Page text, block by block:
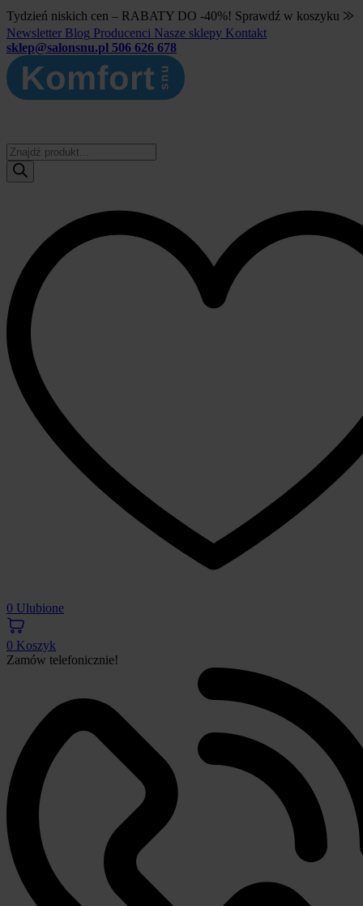
Tydzień niskich cen – RABATY DO -40%! Sprawdź w koszyku ⨠
Newsletter Blog Producenci Nasze sklepy Kontakt
sklep@salonsnu.pl 506 626 678
Wyszukiwarka
produktów
0 Ulubione
0 Koszyk
Zamów telefonicznie!